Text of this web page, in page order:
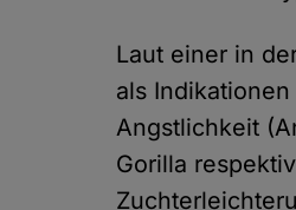
Laut einer in
als
Angstlichkeit
Gorilla